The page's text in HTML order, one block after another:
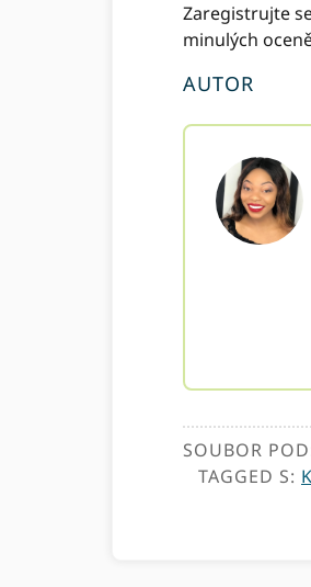
Zaregistrujte
minulých
AUTOR
SOUBOR
TAGGED S: